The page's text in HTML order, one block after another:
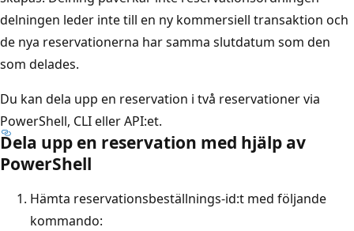
delningen leder inte till en ny kommersiell transaktion och
de nya reservationerna har samma slutdatum som den
som delades.
Du kan dela upp en reservation i två reservationer via
PowerShell, CLI eller API:et.
Dela upp en reservation med hjälp av
PowerShell
Hämta reservationsbeställnings-id:t med följande
kommando: